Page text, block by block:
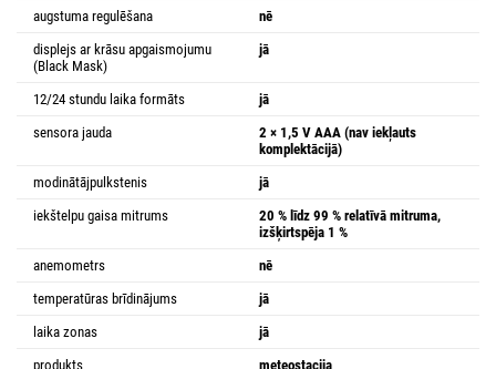
augstuma regulēšana
nē
displejs ar krāsu apgaismojumu
(Black Mask)
jā
12/24 stundu laika formāts
jā
sensora jauda
2 × 1,5 V AAA (nav iekļauts
komplektācijā)
modinātājpulkstenis
jā
iekštelpu gaisa mitrums
20 % līdz 99 % relatīvā mitruma,
izšķirtspēja 1 %
anemometrs
nē
temperatūras brīdinājums
jā
laika zonas
jā
produkts
meteostacija